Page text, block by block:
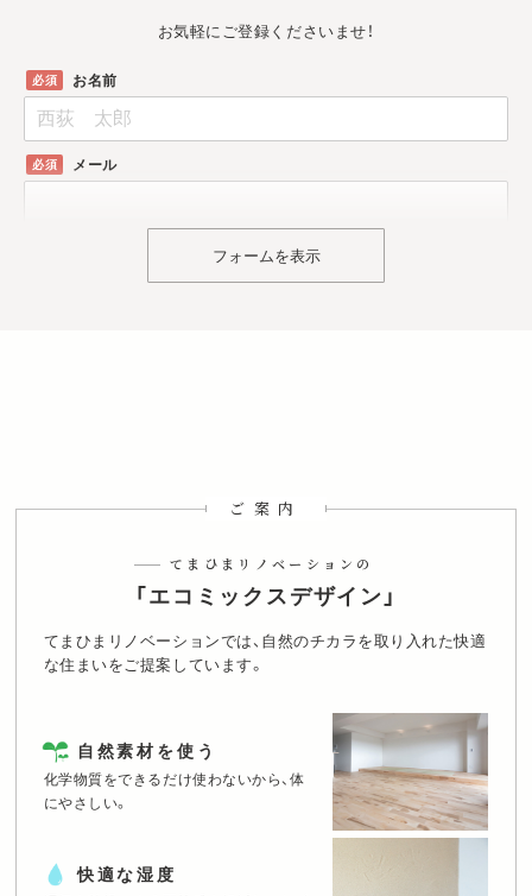
お気軽にご登録くださいませ！
お名前
メール
駅看板
Facebook X LINE
SUUMO以外のポータルサイト
覚えていない
その他
フォームを表示
ご案内
てまひまリノベーションの
「エコミックスデザイン」
てまひまリノベーションでは、自然のチカラを取り入れた快適
な住まいをご提案しています。
自然素材を使う
化学物質をできるだけ使わないから、体
にやさしい。
快適な湿度